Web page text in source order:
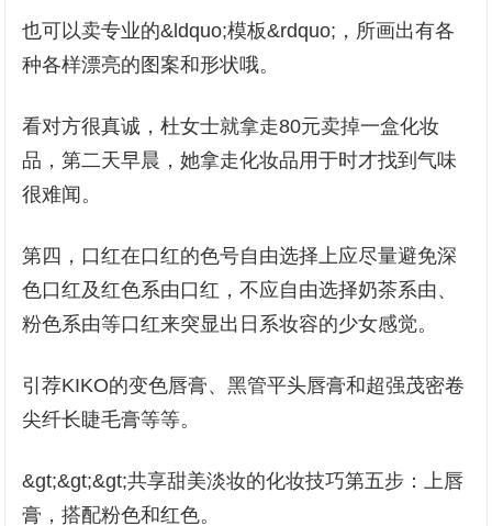
也可以卖专业的&ldquo;模板&rdquo;，所画出有各
种各样漂亮的图案和形状哦。
看对方很真诚，杜女士就拿走80元卖掉一盒化妆
品，第二天早晨，她拿走化妆品用于时才找到气味
很难闻。
第四，口红在口红的色号自由选择上应尽量避免深
色口红及红色系由口红，不应自由选择奶茶系由、
粉色系由等口红来突显出日系妆容的少女感觉。
引荐KIKO的变色唇膏、黑管平头唇膏和超强茂密卷
尖纤长睫毛膏等等。
&gt;&gt;&gt;共享甜美淡妆的化妆技巧第五步：上唇
膏，搭配粉色和红色。